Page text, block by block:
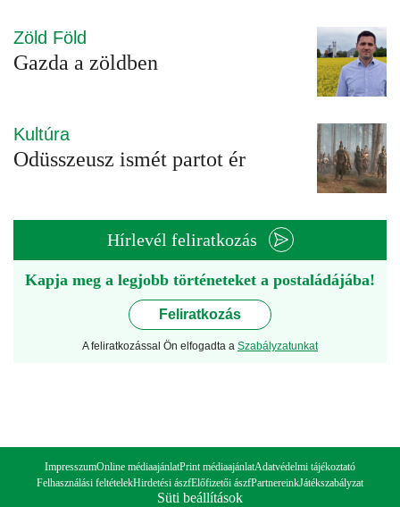
Zöld Föld
Gazda a zöldben
Kultúra
Odüsszeusz ismét partot ér
Hírlevél feliratkozás
Kapja meg a legjobb történeteket a postaládájába!
Feliratkozás
A feliratkozással Ön elfogadta a Szabályzatunkat
ImpresszumOnline médiaajánlatPrint médiaajánlatAdatvédelmi tájékoztató
Felhasználási feltételekHirdetési ászfElőfizetői ászfPartnereinkJátékszabályzat
Süti beállítások